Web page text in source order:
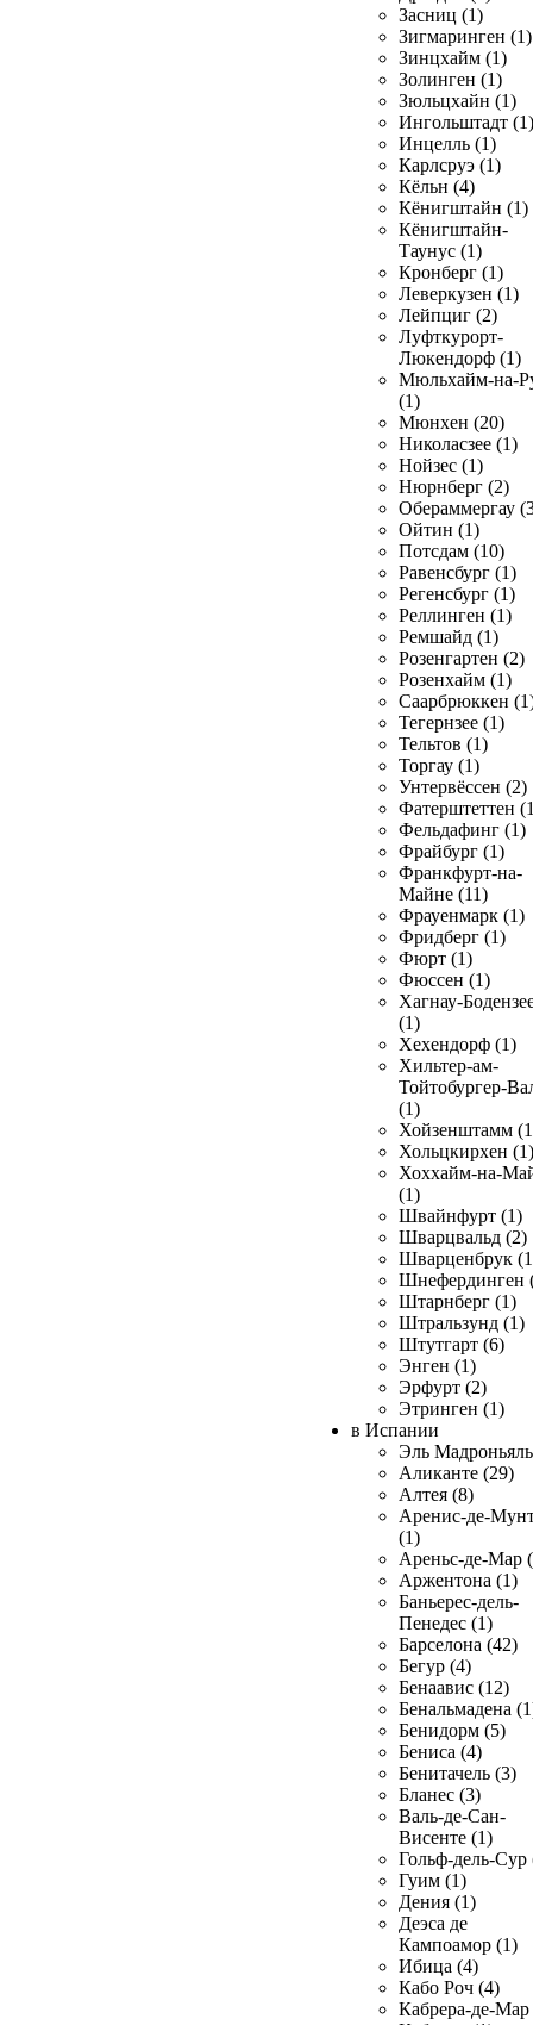
Засниц (1)
Зигмаринген (1)
Зинцхайм (1)
Золинген (1)
Зюльцхайн (1)
Ингольштадт (1)
Инцелль (1)
Карлсруэ (1)
Кёльн (4)
Кёнигштайн (1)
Кёнигштайн-
Таунус (1)
Кронберг (1)
Леверкузен (1)
Лейпциг (2)
Луфткурорт-
Люкендорф (1)
Мюльхайм-на-
(1)
Мюнхен (20)
Николасзее (1)
Нойзес (1)
Нюрнберг (2)
Обераммергау
Ойтин (1)
Потсдам (10)
Равенсбург (1)
Регенсбург (1)
Реллинген (1)
Ремшайд (1)
Розенгартен (2)
Розенхайм (1)
Саарбрюккен
Тегернзее (1)
Тельтов (1)
Торгау (1)
Унтервёссен (2)
Фатерштеттен
Фельдафинг (1)
Фрайбург (1)
Франкфурт-на-
Майне (11)
Фрауенмарк (1)
Фридберг (1)
Фюрт (1)
Фюссен (1)
Хагнау-
(1)
Хехендорф (1)
Хильтер-ам-
Тойтобургер-
(1)
Хойзенштамм
Хольцкирхен (1)
Хоххайм-на-
(1)
Швайнфурт (1)
Шварцвальд (2)
Шварценбрук
Шнефердинген
Штарнберг (1)
Штральзунд (1)
Штутгарт (6)
Энген (1)
Эрфурт (2)
Этринген (1)
в Испании
Эль
Аликанте (29)
Алтея (8)
Аренис-де-
(1)
Ареньс-де-Мар
Аржентона (1)
Баньерес-дель-
Пенедес (1)
Барселона (42)
Бегур (4)
Бенаавис (12)
Бенальмадена
Бенидорм (5)
Бениса (4)
Бенитачель (3)
Бланес (3)
Валь-де-Сан-
Висенте (1)
Гольф-дель-Сур
Гуим (1)
Дения (1)
Деэса де
Кампоамор (1)
Ибица (4)
Кабо Роч (4)
Кабрера-де-Мар